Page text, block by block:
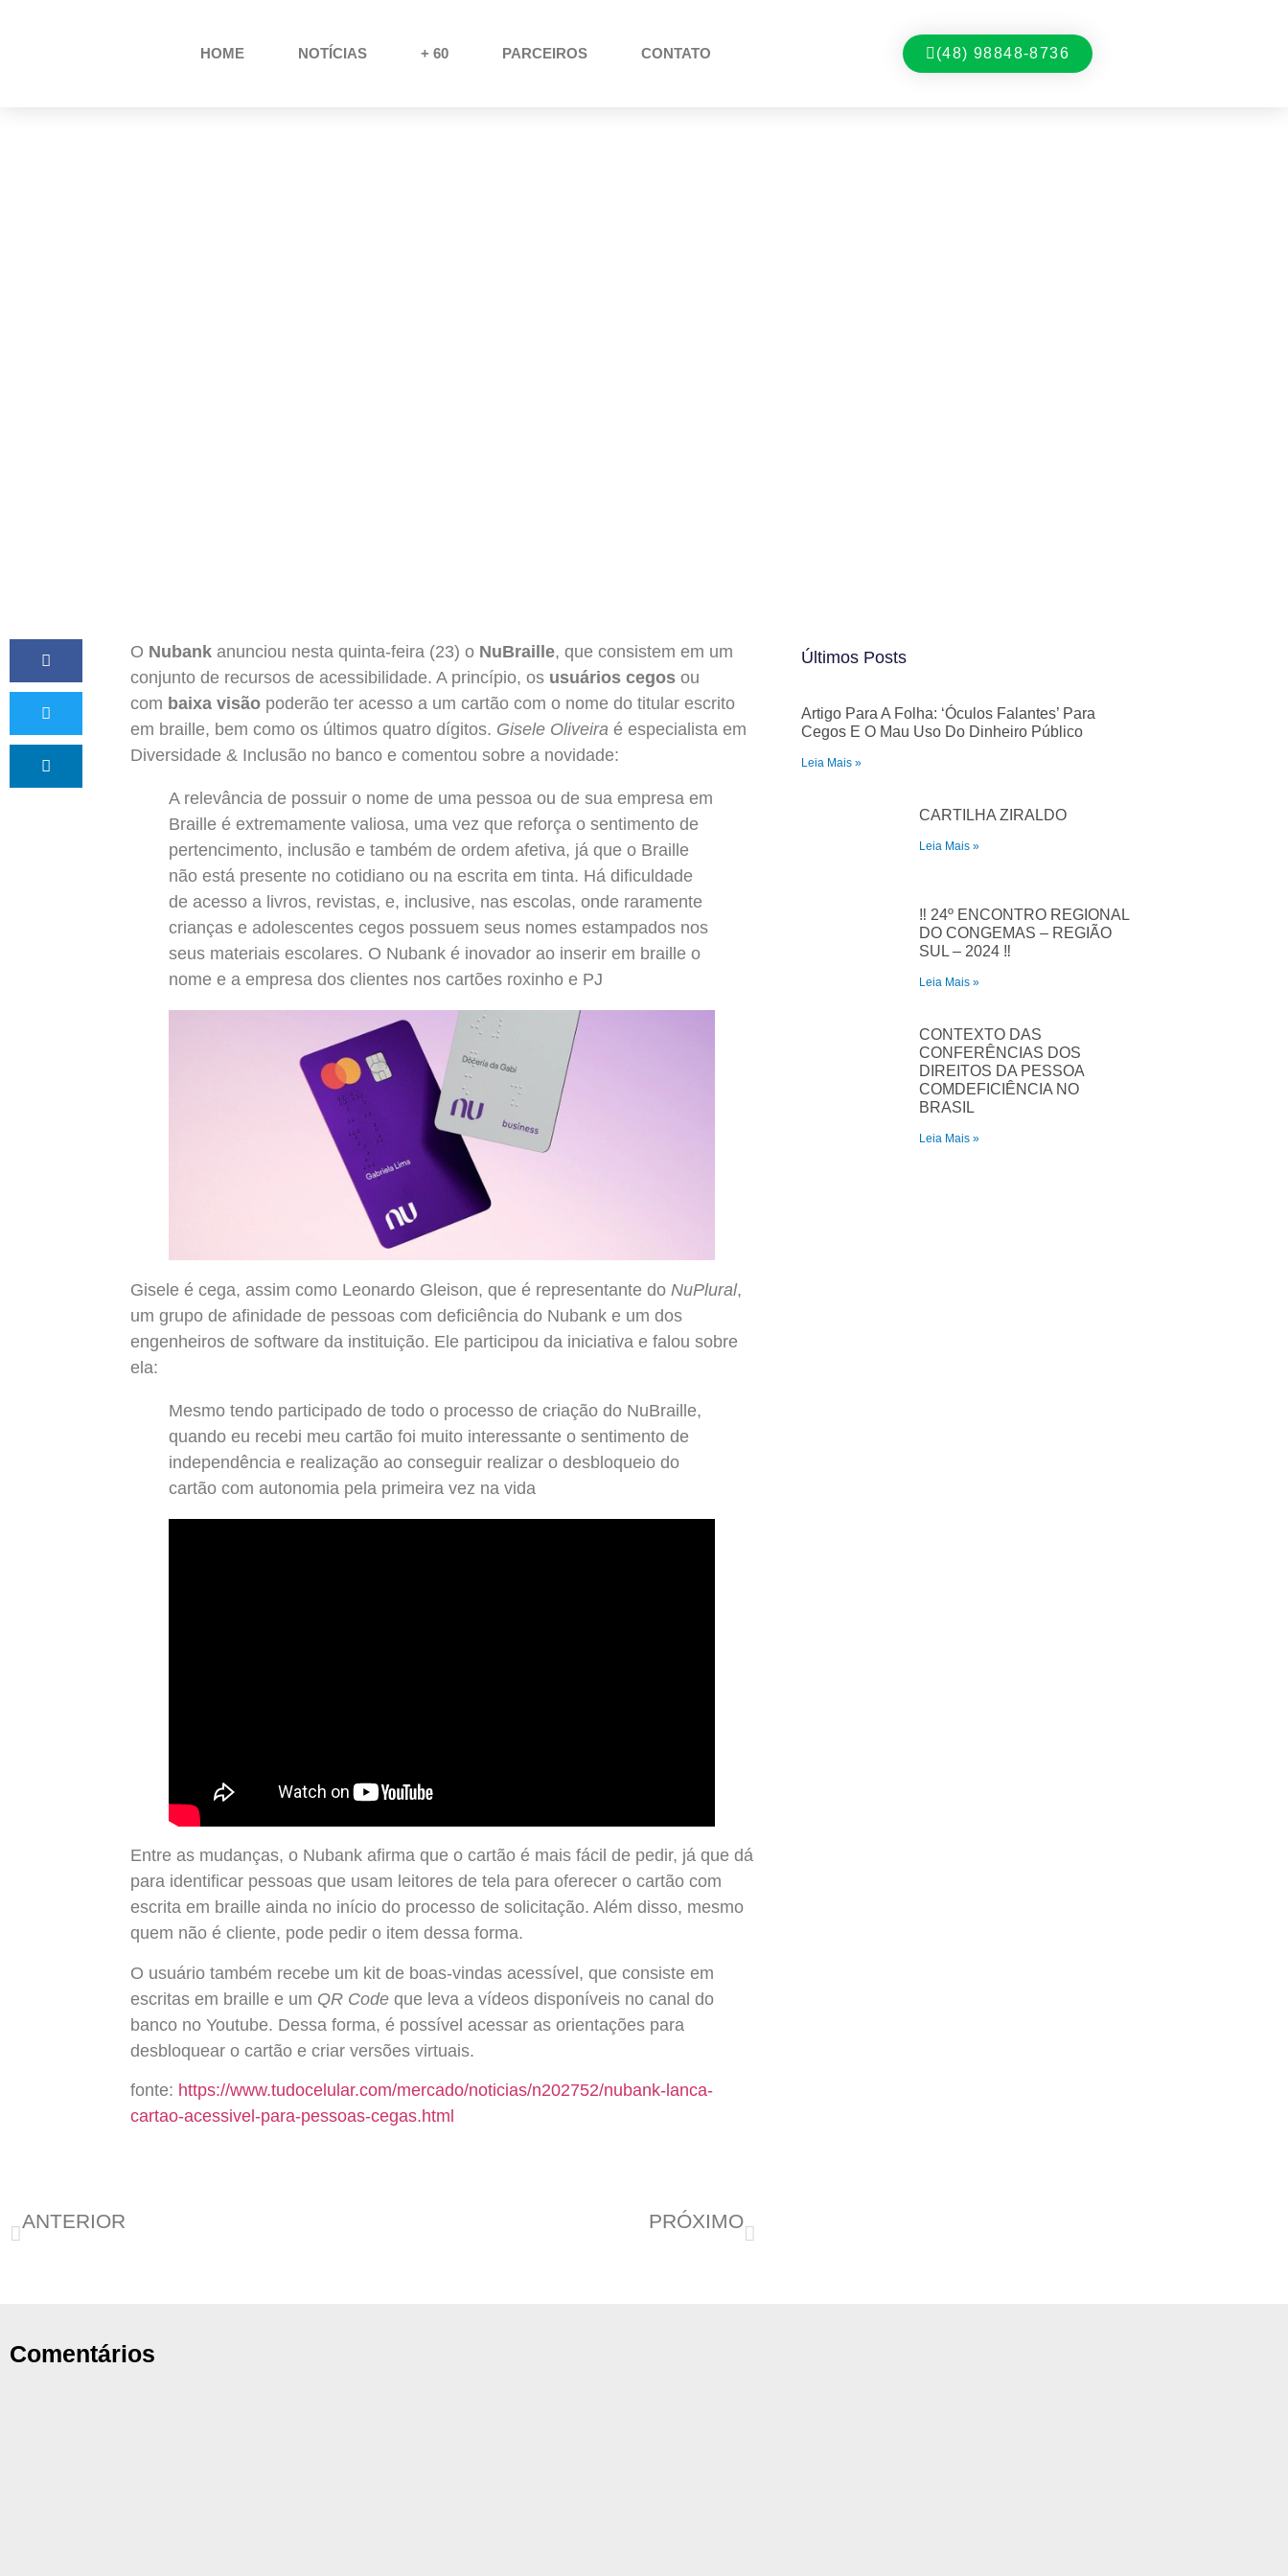
HOME NOTÍCIAS + 60 PARCEIROS CONTATO (48) 98848-8736
O Nubank anunciou nesta quinta-feira (23) o NuBraille, que consistem em um
conjunto de recursos de acessibilidade. A princípio, os usuários cegos ou
com baixa visão poderão ter acesso a um cartão com o nome do titular escrito
em braille, bem como os últimos quatro dígitos. Gisele Oliveira é especialista em
Diversidade & Inclusão no banco e comentou sobre a novidade:
A relevância de possuir o nome de uma pessoa ou de sua empresa em
Braille é extremamente valiosa, uma vez que reforça o sentimento de
pertencimento, inclusão e também de ordem afetiva, já que o Braille
não está presente no cotidiano ou na escrita em tinta. Há dificuldade
de acesso a livros, revistas, e, inclusive, nas escolas, onde raramente
crianças e adolescentes cegos possuem seus nomes estampados nos
seus materiais escolares. O Nubank é inovador ao inserir em braille o
nome e a empresa dos clientes nos cartões roxinho e PJ
Gisele é cega, assim como Leonardo Gleison, que é representante do NuPlural,
um grupo de afinidade de pessoas com deficiência do Nubank e um dos
engenheiros de software da instituição. Ele participou da iniciativa e falou sobre
ela:
Mesmo tendo participado de todo o processo de criação do NuBraille,
quando eu recebi meu cartão foi muito interessante o sentimento de
independência e realização ao conseguir realizar o desbloqueio do
cartão com autonomia pela primeira vez na vida
Entre as mudanças, o Nubank afirma que o cartão é mais fácil de pedir, já que dá
para identificar pessoas que usam leitores de tela para oferecer o cartão com
escrita em braille ainda no início do processo de solicitação. Além disso, mesmo
quem não é cliente, pode pedir o item dessa forma.
O usuário também recebe um kit de boas-vindas acessível, que consiste em
escritas em braille e um QR Code que leva a vídeos disponíveis no canal do
banco no Youtube. Dessa forma, é possível acessar as orientações para
desbloquear o cartão e criar versões virtuais.
fonte: https://www.tudocelular.com/mercado/noticias/n202752/nubank-lanca-
cartao-acessivel-para-pessoas-cegas.html
Últimos Posts
Artigo Para A Folha: ‘Óculos Falantes’ Para
Cegos E O Mau Uso Do Dinheiro Público
Leia Mais »
CARTILHA ZIRALDO
Leia Mais »
‼️ 24º ENCONTRO REGIONAL
DO CONGEMAS – REGIÃO
SUL – 2024 ‼️
Leia Mais »
CONTEXTO DAS
CONFERÊNCIAS DOS
DIREITOS DA PESSOA
COMDEFICIÊNCIA NO
BRASIL
Leia Mais »
ANTERIOR
PRÓXIMO
Comentários